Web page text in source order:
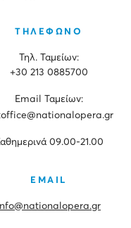
ΤΗΛΕΦΩΝΟ
Τηλ. Ταμείων:
+30 213 0885700
Εmail Ταμείων:
09.00-21.00
EMAIL